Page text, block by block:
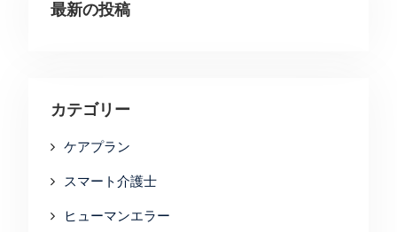
最新の投稿
カテゴリー
ケアプラン
スマート介護士
ヒューマンエラー